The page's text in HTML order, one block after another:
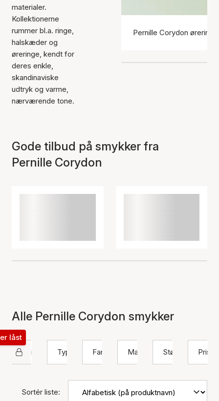
materialer.
Kollektionerne
rummer bl.a. ringe,
halskæder og
øreringe, kendt for
deres enkle,
skandinaviske
udtryk og varme,
nærværende tone.
Pernille Corydon øreringe
Gode tilbud på smykker fra
Pernille Corydon
Alle Pernille Corydon smykker
Pernille Corydon
låst
Type
Farve Materiale Størrelse Pris
Sortér liste: